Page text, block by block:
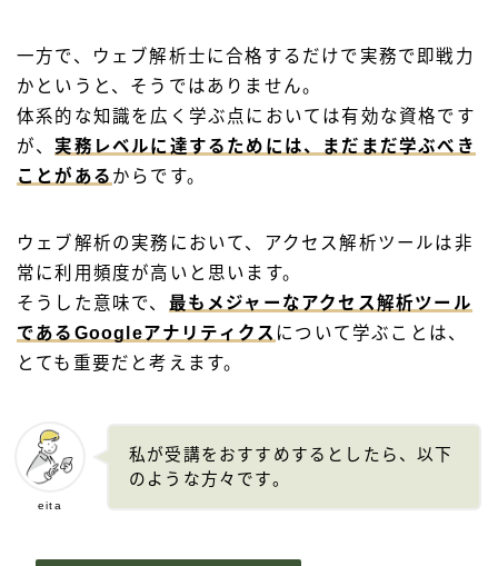
一方で、ウェブ解析士に合格するだけで実務で即戦力
かというと、そうではありません。
体系的な知識を広く学ぶ点においては有効な資格です
が、 実務レベルに達するためには、まだまだ学ぶべき
ことがある からです。
ウェブ解析の実務において、アクセス解析ツールは非
常に利用頻度が高いと思います。
そうした意味で、 最もメジャーなアクセス解析ツール
であるGoogleアナリティクス について学ぶことは、
とても重要だと考えます。
eita
私が受講をおすすめするとしたら、以下
のような方々です。